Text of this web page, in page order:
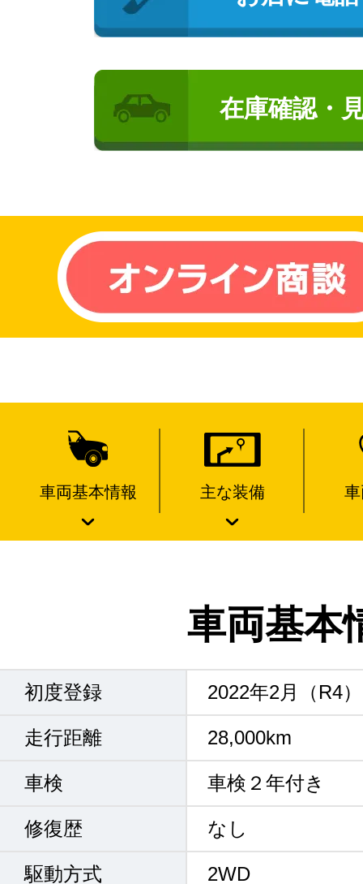
在庫確認・
車両基本情報 主な装備
車両基本
初度登録 2022年2月（R4）
走行距離 28,000km
車検 車検２年付き
修復歴 なし
駆動方式 2WD